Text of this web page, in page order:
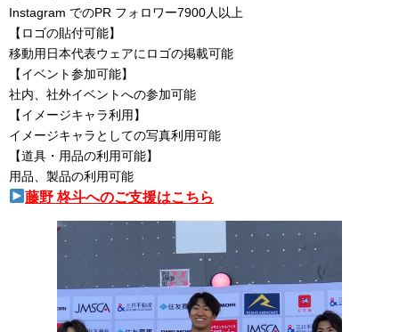
Instagram でのPR フォロワー7900人以上
【ロゴの貼付可能】
移動用日本代表ウェアにロゴの掲載可能
【イベント参加可能】
社内、社外イベントへの参加可能
【イメージキャラ利用】
イメージキャラとしての写真利用可能
【道具・用品の利用可能】
用品、製品の利用可能
藤野 柊斗へのご支援はこちら